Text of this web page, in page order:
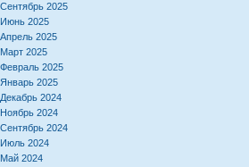
Сентябрь 2025
Июнь 2025
Апрель 2025
Март 2025
Февраль 2025
Январь 2025
Декабрь 2024
Ноябрь 2024
Сентябрь 2024
Июль 2024
Май 2024